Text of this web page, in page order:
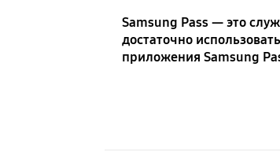
Samsung Pass — это
достаточно
приложения Samsung